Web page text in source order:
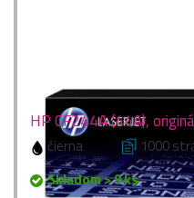
HP CF244A (44A),
čierna 1000
Skladom > 9 ks